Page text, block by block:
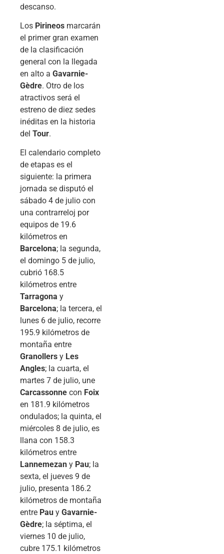
descanso.
Los Pirineos marcarán
el primer gran examen
de la clasificación
general con la llegada
en alto a Gavarnie-
Gèdre. Otro de los
atractivos será el
estreno de diez sedes
inéditas en la historia
del Tour.
El calendario completo
de etapas es el
siguiente: la primera
jornada se disputó el
sábado 4 de julio con
una contrarreloj por
equipos de 19.6
kilómetros en
Barcelona; la segunda,
el domingo 5 de julio,
cubrió 168.5
kilómetros entre
Tarragona y
Barcelona; la tercera, el
lunes 6 de julio, recorre
195.9 kilómetros de
montaña entre
Granollers y Les
Angles; la cuarta, el
martes 7 de julio, une
Carcassonne con Foix
en 181.9 kilómetros
ondulados; la quinta, el
miércoles 8 de julio, es
llana con 158.3
kilómetros entre
Lannemezan y Pau; la
sexta, el jueves 9 de
julio, presenta 186.2
kilómetros de montaña
entre Pau y Gavarnie-
Gèdre; la séptima, el
viernes 10 de julio,
cubre 175.1 kilómetros